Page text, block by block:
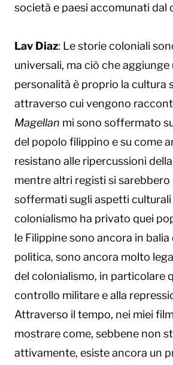
società e paesi accomunati dal
Lav Diaz: Le storie coloniali
universali, ma ciò che
personalità è proprio la cultura
attraverso cui vengono
Magellan mi sono soffermato
del popolo filippino e su come
resistano alle ripercussioni
mentre altri registi si sarebbero
soffermati sugli aspetti culturali
colonialismo ha privato quei
le Filippine sono ancora in balia
politica, sono ancora molto
del colonialismo, in particolare
controllo militare e alla
Attraverso il tempo, nei miei
mostrare come, sebbene non
attivamente, esiste ancora un